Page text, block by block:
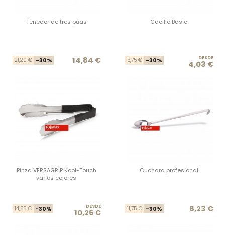
Tenedor de tres púas
Precio base
21,20 € -30% Precio
14,84 €
Cacillo Basic
5,75 € -30% DESDE
4,03 €
Pinza VERSAGRIP Kool-Touch
varios colores
Precio base
14,65 € -30% Precio
DESDE
10,26 €
Cuchara profesional
11,75 € -30% 8,23 €